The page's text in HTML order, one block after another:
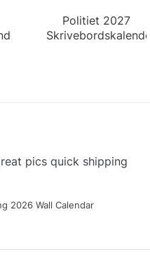
Politiet 2027
Skrivebordskalender
pics quick shipping
2026 Wall Calendar